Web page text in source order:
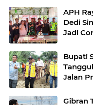
APH
Dedi
Jadi
Bupati
Jalan
Gibran